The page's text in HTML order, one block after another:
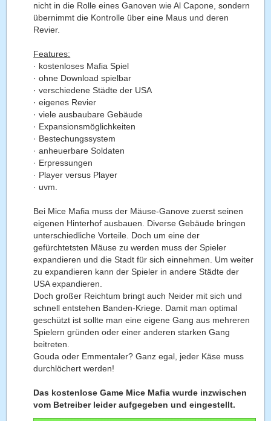
nicht in die Rolle eines Ganoven wie Al Capone, sondern
übernimmt die Kontrolle über eine Maus und deren
Revier.
Features:
· kostenloses Mafia Spiel
· ohne Download spielbar
· verschiedene Städte der USA
· eigenes Revier
· viele ausbaubare Gebäude
· Expansionsmöglichkeiten
· Bestechungssystem
· anheuerbare Soldaten
· Erpressungen
· Player versus Player
· uvm.
Bei Mice Mafia muss der Mäuse-Ganove zuerst seinen
eigenen Hinterhof ausbauen. Diverse Gebäude bringen
unterschiedliche Vorteile. Doch um eine der
gefürchtetsten Mäuse zu werden muss der Spieler
expandieren und die Stadt für sich einnehmen. Um weiter
zu expandieren kann der Spieler in andere Städte der
USA expandieren.
Doch großer Reichtum bringt auch Neider mit sich und
schnell entstehen Banden-Kriege. Damit man optimal
geschützt ist sollte man eine eigene Gang aus mehreren
Spielern gründen oder einer anderen starken Gang
beitreten.
Gouda oder Emmentaler? Ganz egal, jeder Käse muss
durchlöchert werden!
Das kostenlose Game Mice Mafia wurde inzwischen
vom Betreiber leider aufgegeben und eingestellt.